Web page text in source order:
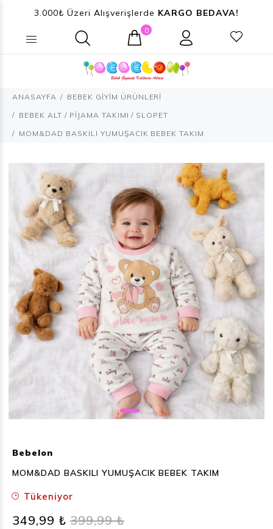
3.000₺ Üzeri Alışverişlerde KARGO BEDAVA!
Ne aramıştınız? (Ürün, Kategori ...)
0
ANASAYFA
BEBEK GİYİM ÜRÜNLERİ
BEBEK ALT / PİJAMA TAKIMI / SLOPET
MOM&DAD BASKILI YUMUŞACIK BEBEK TAKIM
Bebelon
MOM&DAD BASKILI YUMUŞACIK BEBEK TAKIM
Tükeniyor
349,99 ₺ 399,99 ₺